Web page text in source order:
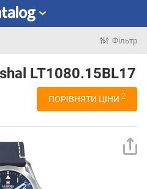
Фільтр
LT1080.15BL17
ПОРІВНЯТИ ЦІНИ 2